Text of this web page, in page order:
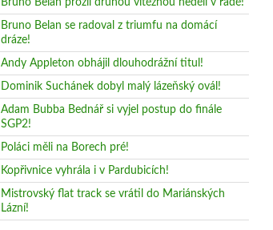
Bruno Belan prožil druhou vítěznou neděli v řadě!
Bruno Belan se radoval z triumfu na domácí
dráze!
Andy Appleton obhájil dlouhodrážní titul!
Dominik Suchánek dobyl malý lázeňský ovál!
Adam Bubba Bednář si vyjel postup do finále
SGP2!
Poláci měli na Borech pré!
Kopřivnice vyhrála i v Pardubicích!
Mistrovský flat track se vrátil do Mariánských
Lázní!